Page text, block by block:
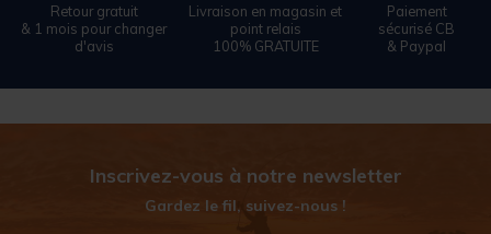
Retour gratuit
& 1 mois pour changer
d'avis
Livraison en magasin et
point relais
100% GRATUITE
Paiement
sécurisé CB
& Paypal
Inscrivez-vous à notre newsletter
Gardez le fil, suivez-nous !